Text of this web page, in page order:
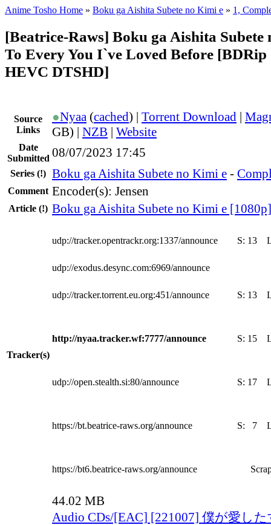
Anime Tosho Home » Boku ga Aishita Subete no Kimi e » 1,
[Beatrice-Raws] Boku ga Aishita Subete
To Every You I`ve Loved Before [BDRip
HEVC DTSHD]
Source
Links
●Nyaa (cached) | Torrent Download |
GB) | NZB | Website
Date
Submitted 08/07/2023 17:45
Series (!) Boku ga Aishita Subete no Kimi e -
Comment Encoder(s): Jensen
Article (!) Boku ga Aishita Subete no Kimi e [1080p]
Tracker(s)
udp://tracker.opentrackr.org:1337/announce S: 13
udp://exodus.desync.com:6969/announce
udp://tracker.torrent.eu.org:451/announce S: 13
http://nyaa.tracker.wf:7777/announce S: 15
udp://open.stealth.si:80/announce S: 17
https://bt.beatrice-raws.org/announce S: 7
https://bt6.beatrice-raws.org/announce
44.02 MB
Audio CDs/[EAC] [221007] 僕が愛し